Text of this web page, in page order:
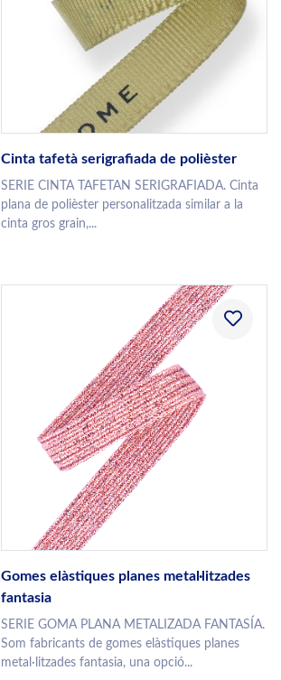
Cinta tafetà serigrafiada de polièster
SERIE CINTA TAFETAN SERIGRAFIADA. Cinta
plana de polièster personalitzada similar a la
cinta gros grain,...
Gomes elàstiques planes metal·litzades
fantasia
SERIE GOMA PLANA METALIZADA FANTASÍA.
Som fabricants de gomes elàstiques planes
metal·litzades fantasia, una opció...